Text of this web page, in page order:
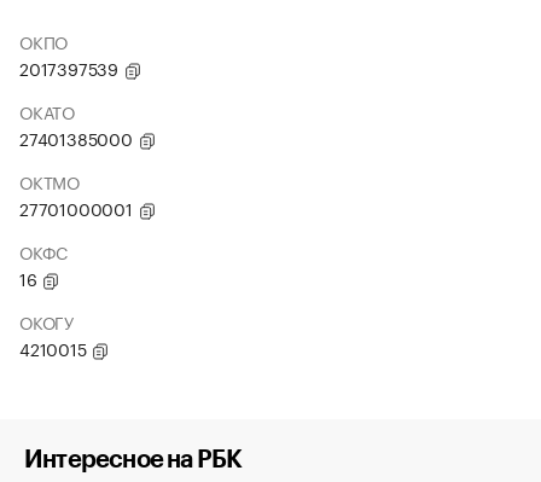
ОКПО
2017397539
ОКАТО
27401385000
ОКТМО
27701000001
ОКФС
16
ОКОГУ
4210015
Интересное на РБК